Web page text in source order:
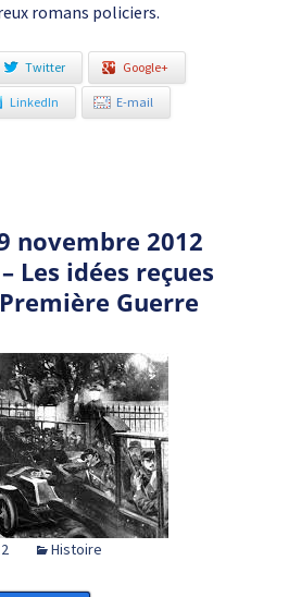
romans policiers.
Twitter Google+
LinkedIn E-mail
novembre 2012
– Les idées reçues
Guerre
Histoire